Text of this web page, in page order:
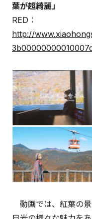
葉が超綺麗」
RED：
http://
動画では、紅葉の景